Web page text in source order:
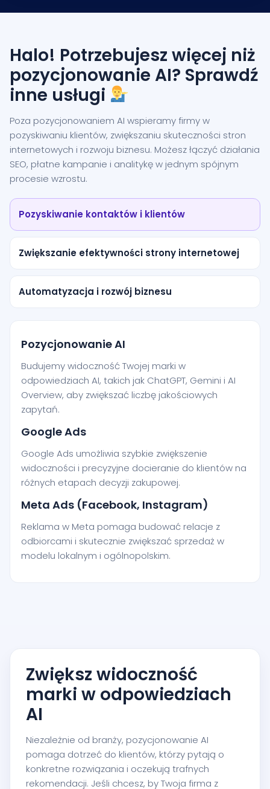
Halo! Potrzebujesz więcej niż
pozycjonowanie AI? Sprawdź
inne usługi
Poza pozycjonowaniem AI wspieramy firmy w
pozyskiwaniu klientów, zwiększaniu skuteczności stron
internetowych i rozwoju biznesu. Możesz łączyć działania
SEO, płatne kampanie i analitykę w jednym spójnym
procesie wzrostu.
Pozyskiwanie kontaktów i klientów
Zwiększanie efektywności strony internetowej
Automatyzacja i rozwój biznesu
Pozycjonowanie AI
Budujemy widoczność Twojej marki w
odpowiedziach AI, takich jak ChatGPT, Gemini i AI
Overview, aby zwiększać liczbę jakościowych
zapytań.
Google Ads
Google Ads umożliwia szybkie zwiększenie
widoczności i precyzyjne docieranie do klientów na
różnych etapach decyzji zakupowej.
Meta Ads (Facebook, Instagram)
Reklama w Meta pomaga budować relacje z
odbiorcami i skutecznie zwiększać sprzedaż w
modelu lokalnym i ogólnopolskim.
Zwiększ widoczność
marki w odpowiedziach
AI
Niezależnie od branży, pozycjonowanie AI
pomaga dotrzeć do klientów, którzy pytają o
konkretne rozwiązania i oczekują trafnych
rekomendacji. Jeśli chcesz, by Twoja firma z